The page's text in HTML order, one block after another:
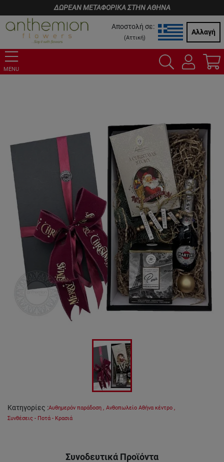
ΔΩΡΕΑΝ ΜΕΤΑΦΟΡΙΚΑ ΣΤΗΝ ΑΘΗΝΑ
Αποστολή σε:
(Αττική)
Αλλαγή
MENU
Κατηγορίες :Αυθημερόν παράδοση , Ανθοπωλείο Αθήνα κέντρο ,
Συνθέσεις - Ποτά - Κρασιά
Συνοδευτικά Προϊόντα